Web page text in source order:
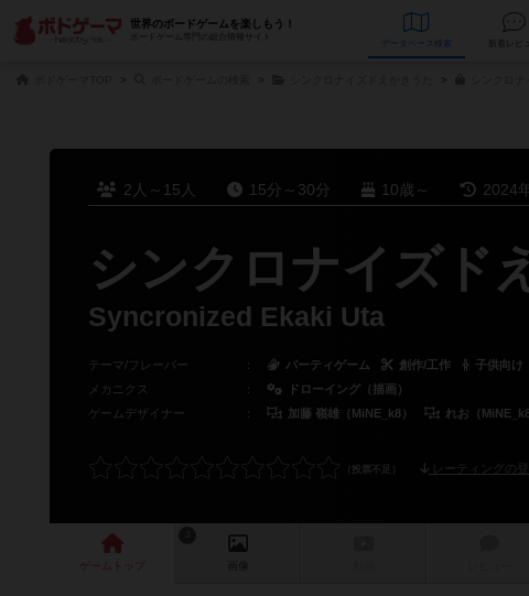
世界のボードゲームを楽しもう！
ボードゲーム専門の総合情報サイト
データベース
2人～15人 15分～30分 10歳～ 2024
シンクロナイズド
Syncronized Ekaki Uta
テーマ/フレーバー ： パーティゲーム 創作/工作 子供向け
メカニクス
：
ドローイング（描画）
ゲームデザイナー
： 加藤 嶺雄（MiNE_k8） れお（MiNE_k8
レーティングの登
ゲーム 画像